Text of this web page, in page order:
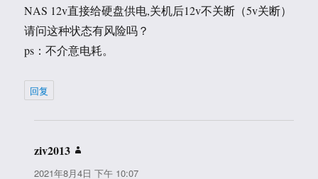
NAS 12v直接给硬盘供电,关机后12v不关断（5v关断）
请问这种状态有风险吗？
ps：不介意电耗。
回复
ziv2013
道：
2021年8月4日 下午 10:07